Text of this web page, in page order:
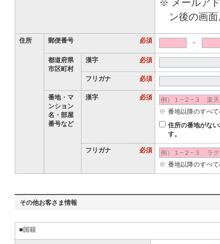
住所 郵便番号 必須 －
都道府県
市区町村
漢字 必須
フリガナ 必須
番地・マ
ンション
名・部屋
番号など
漢字
必須
※ 番地以降のすべ
住所の番地がな
す。
フリガナ
必須
※ 番地以降のすべ
その他お客さま情報
■国籍